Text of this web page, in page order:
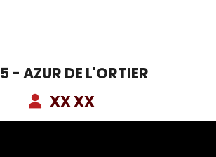
5 - AZUR DE L'ORTIER
XX XX